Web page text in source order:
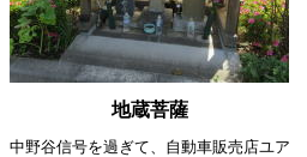
地蔵菩薩
中野谷信号を過ぎて、自動車販売店ユア